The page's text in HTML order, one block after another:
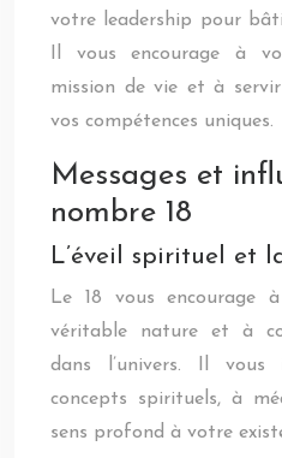
votre leadership pour
Il vous encourage à
mission de vie et à
vos compétences uniques.
Messages et
nombre 18
L’éveil spirituel et
Le 18 vous encourage
véritable nature et à
dans l’univers. Il
concepts spirituels, à
sens profond à votre